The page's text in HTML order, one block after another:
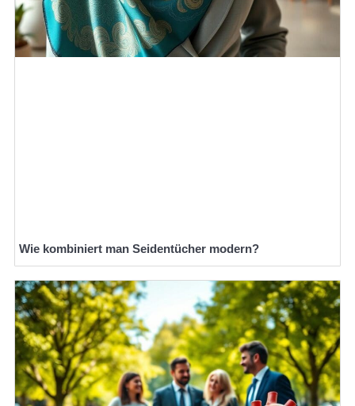
Wie kombiniert man Seidentücher modern?